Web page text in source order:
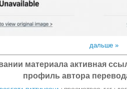
дальше »
материала активная
профиль автора